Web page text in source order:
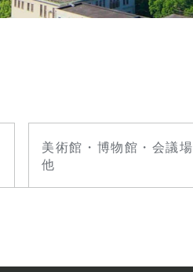
美術館・博物館・会議場
他